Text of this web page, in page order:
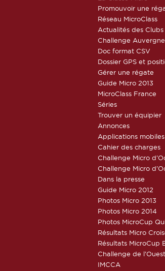
Promouvoir une
Réseau MicroClass
Actualités des Clubs
Challenge
Doc format CSV
Dossier GPS et
Gérer une régate
Guide Micro 2013
MicroClass France
Séries
Trouver un équipier
Annonces
Applications mobiles
Cahier des charges
Challenge Micro
Challenge Micro
Dans la presse
Guide Micro 2012
Photos Micro 2013
Photos Micro 2014
Photos MicroCup
Résultats Micro
Résultats MicroCup
Challenge de
IMCCA